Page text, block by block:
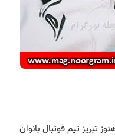
تبریز تیم فوتبال بانوان